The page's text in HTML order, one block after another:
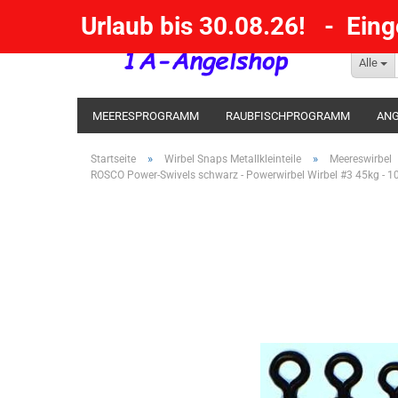
Alle
Urlaub bis 30.08.26! -
MEERESPROGRAMM RAUBFISCHPROGRAMM
KESCHER / SENKE / GAFF POSEN SBIRULINOS
Startseite » Wirbel Snaps Metallkleinteile » Meereswirbel
ROSCO Power-Swivels schwarz - Powerwirbel Wirbel #3 45kg -